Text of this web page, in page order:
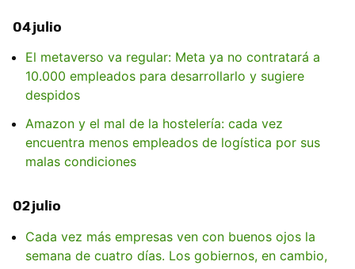
04 julio
El metaverso va regular: Meta ya no contratará a
10.000 empleados para desarrollarlo y sugiere
despidos
Amazon y el mal de la hostelería: cada vez
encuentra menos empleados de logística por sus
malas condiciones
02 julio
Cada vez más empresas ven con buenos ojos la
semana de cuatro días. Los gobiernos, en cambio,